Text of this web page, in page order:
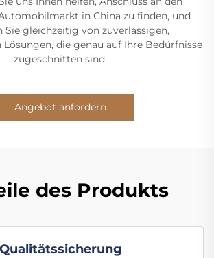
in China zu finden, und
Sie gleichzeitig von zuverlässigen,
die genau auf Ihre Bedürfnisse
zugeschnitten sind.
Angebot anfordern
des Produkts
Qualitätssicherung